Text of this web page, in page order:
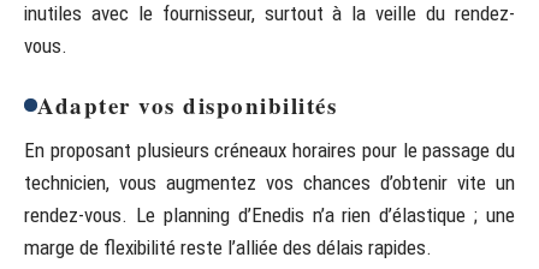
inutiles avec le fournisseur, surtout à la veille du rendez-
vous.
Adapter vos disponibilités
En proposant plusieurs créneaux horaires pour le passage du
technicien, vous augmentez vos chances d’obtenir vite un
rendez-vous. Le planning d’Enedis n’a rien d’élastique ; une
marge de flexibilité reste l’alliée des délais rapides.